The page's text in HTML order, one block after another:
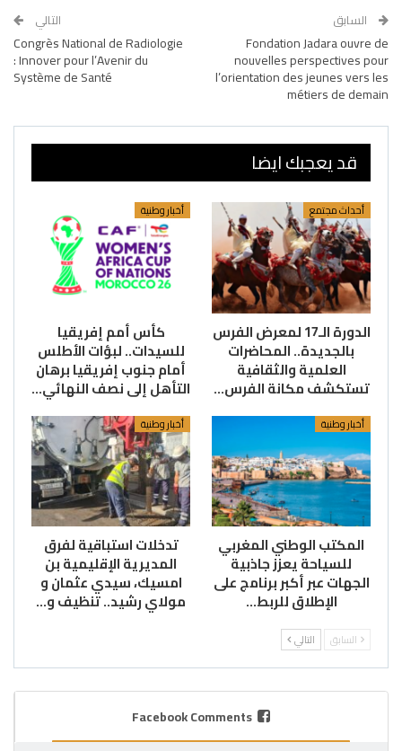
السابق
Fondation Jadara ouvre de
nouvelles perspectives pour
l’orientation des jeunes vers les
métiers de demain
التالي
Congrès National de Radiologie
: Innover pour l’Avenir du
Système de Santé
قد يعجبك ايضا
أحداث مجتمع
الدورة الـ17 لمعرض الفرس
بالجديدة.. المحاضرات
العلمية والثقافية
تستكشف مكانة الفرس…
أخبار وطنية
كأس أمم إفريقيا
للسيدات.. لبؤات الأطلس
أمام جنوب إفريقيا برهان
التأهل إلى نصف النهائي…
أخبار وطنية
المكتب الوطني المغربي
للسياحة يعزز جاذبية
الجهات عبر أكبر برنامج على
الإطلاق للربط…
أخبار وطنية
تدخلات استباقية لفرق
المديرية الإقليمية بن
امسيك، سيدي عثمان و
مولاي رشيد.. تنظيف و…
السابق التالي
Facebook Comments